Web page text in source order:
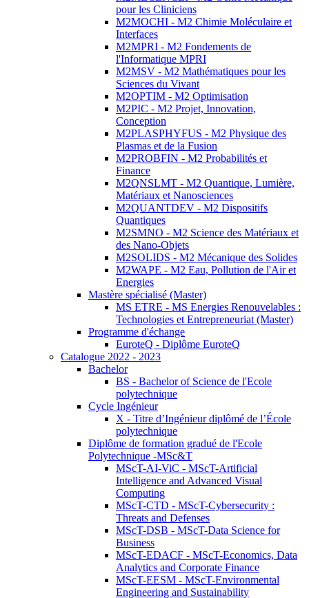
pour les Cliniciens
M2MOCHI - M2 Chimie Moléculaire et
Interfaces
M2MPRI - M2 Fondements de
l'Informatique MPRI
M2MSV - M2 Mathématiques pour les
Sciences du Vivant
M2OPTIM - M2 Optimisation
M2PIC - M2 Projet, Innovation,
Conception
M2PLASPHYFUS - M2 Physique des
Plasmas et de la Fusion
M2PROBFIN - M2 Probabilités et
Finance
M2QNSLMT - M2 Quantique, Lumière,
Matériaux et Nanosciences
M2QUANTDEV - M2 Dispositifs
Quantiques
M2SMNO - M2 Science des Matériaux et
des Nano-Objets
M2SOLIDS - M2 Mécanique des Solides
M2WAPE - M2 Eau, Pollution de l'Air et
Energies
Mastère spécialisé (Master)
MS ETRE - MS Energies Renouvelables :
Technologies et Entrepreneuriat (Master)
Programme d'échange
EuroteQ - Diplôme EuroteQ
Catalogue 2022 - 2023
Bachelor
BS - Bachelor of Science de l'Ecole
polytechnique
Cycle Ingénieur
X - Titre d’Ingénieur diplômé de l’École
polytechnique
Diplôme de formation gradué de l'Ecole
Polytechnique -MSc&T
MScT-AI-ViC - MScT-Artificial
Intelligence and Advanced Visual
Computing
MScT-CTD - MScT-Cybersecurity :
Threats and Defenses
MScT-DSB - MScT-Data Science for
Business
MScT-EDACF - MScT-Economics, Data
Analytics and Corporate Finance
MScT-EESM - MScT-Environmental
Engineering and Sustainability